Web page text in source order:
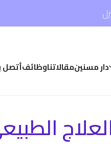
دار مسنينمقالاتناوظائفأتصل
الطبيعي